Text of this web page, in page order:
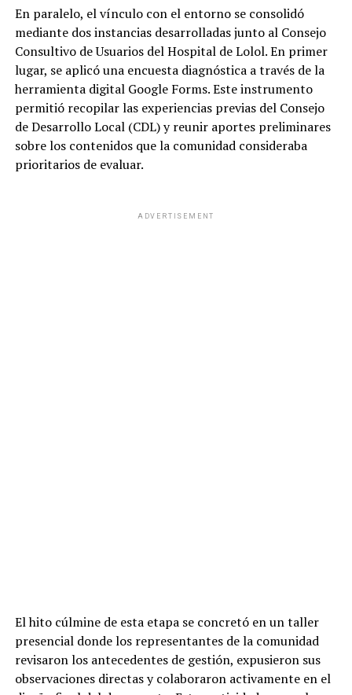
En paralelo, el vínculo con el entorno se consolidó
mediante dos instancias desarrolladas junto al Consejo
Consultivo de Usuarios del Hospital de Lolol. En primer
lugar, se aplicó una encuesta diagnóstica a través de la
herramienta digital Google Forms. Este instrumento
permitió recopilar las experiencias previas del Consejo
de Desarrollo Local (CDL) y reunir aportes preliminares
sobre los contenidos que la comunidad consideraba
prioritarios de evaluar.
ADVERTISEMENT
El hito cúlmine de esta etapa se concretó en un taller
presencial donde los representantes de la comunidad
revisaron los antecedentes de gestión, expusieron sus
observaciones directas y colaboraron activamente en el